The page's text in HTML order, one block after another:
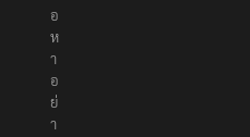
เ
นื้
อ
ห
า
อ